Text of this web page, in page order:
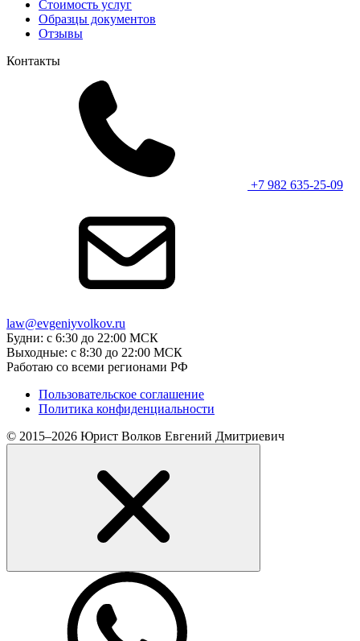
Стоимость услуг
Образцы документов
Отзывы
Контакты
+7 982 635-25-09
law@evgeniyvolkov.ru
Будни: с 6:30 до 22:00 МСК
Выходные: с 8:30 до 22:00 МСК
Работаю со всеми регионами РФ
Пользовательское соглашение
Политика конфиденциальности
© 2015–2026 Юрист Волков Евгений Дмитриевич